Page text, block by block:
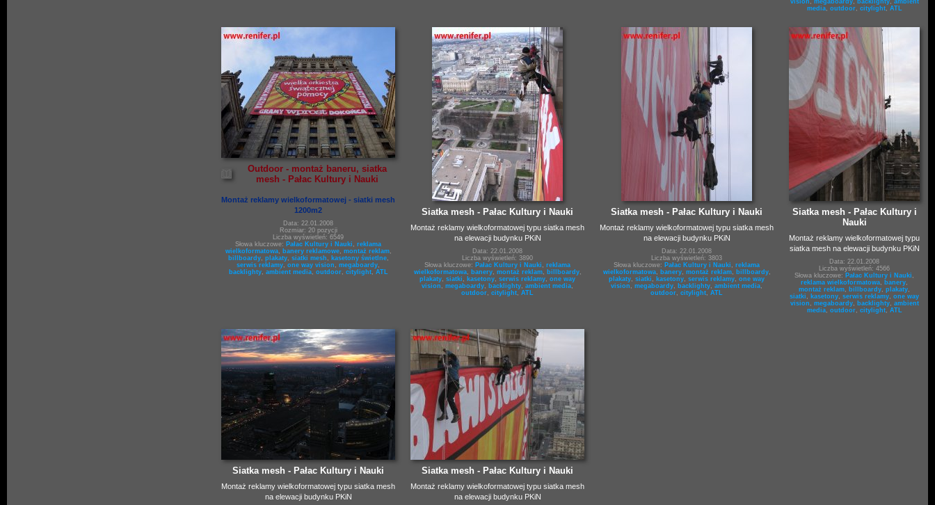
vision , megaboardy, backlighty, ambient
media, outdoor, citylight, ATL
Outdoor - montaż baneru, siatka
mesh - Pałac Kultury i Nauki
Montaż reklamy wielkoformatowej - siatki mesh
1200m2
Data: 22.01.2008
Rozmiar: 20 pozycji
Liczba wyświetleń: 6549
Słowa kluczowe: Pałac Kultury i Nauki , reklama
wielkoformatowa, banery reklamowe, montaż reklam,
billboardy, plakaty, siatki mesh , kasetony świetlne,
serwis reklamy, one way vision , megaboardy,
backlighty, ambient media, outdoor, citylight, ATL
Siatka mesh - Pałac Kultury i Nauki
Montaż reklamy wielkoformatowej typu siatka mesh
na elewacji budynku PKiN
Data: 22.01.2008
Liczba wyświetleń: 3890
Słowa kluczowe: Pałac Kultury i Nauki , reklama
wielkoformatowa, banery, montaż reklam, billboardy,
plakaty, siatki , kasetony, serwis reklamy, one way
vision , megaboardy, backlighty, ambient media,
outdoor, citylight, ATL
Siatka mesh - Pałac Kultury i Nauki
Montaż reklamy wielkoformatowej typu siatka mesh
na elewacji budynku PKiN
Data: 22.01.2008
Liczba wyświetleń: 3803
Słowa kluczowe: Pałac Kultury i Nauki , reklama
wielkoformatowa, banery, montaż reklam, billboardy,
plakaty, siatki , kasetony, serwis reklamy, one way
vision , megaboardy, backlighty, ambient media,
outdoor, citylight, ATL
Siatka mesh - Pałac Kultury i
Nauki
Montaż reklamy wielkoformatowej typu
siatka mesh na elewacji budynku PKiN
Data: 22.01.2008
Liczba wyświetleń: 4566
Słowa kluczowe: Pałac Kultury i Nauki ,
reklama wielkoformatowa, banery,
montaż reklam, billboardy, plakaty,
siatki , kasetony, serwis reklamy, one way
vision , megaboardy, backlighty, ambient
media, outdoor, citylight, ATL
Siatka mesh - Pałac Kultury i Nauki
Montaż reklamy wielkoformatowej typu siatka mesh
na elewacji budynku PKiN
Siatka mesh - Pałac Kultury i Nauki
Montaż reklamy wielkoformatowej typu siatka mesh
na elewacji budynku PKiN